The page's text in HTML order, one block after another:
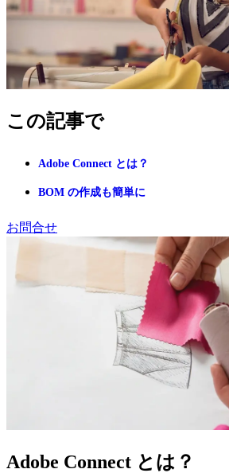
この記事で
Adobe Connect とは？
BOM の作成も簡単に
お問合せ
Adobe Connect とは？